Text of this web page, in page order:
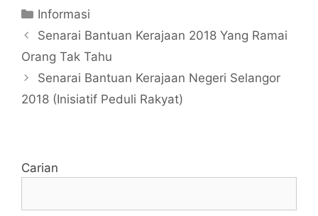
Categories
Informasi
Senarai Bantuan Kerajaan 2018 Yang Ramai
Orang Tak Tahu
Senarai Bantuan Kerajaan Negeri Selangor
2018 (Inisiatif Peduli Rakyat)
Carian